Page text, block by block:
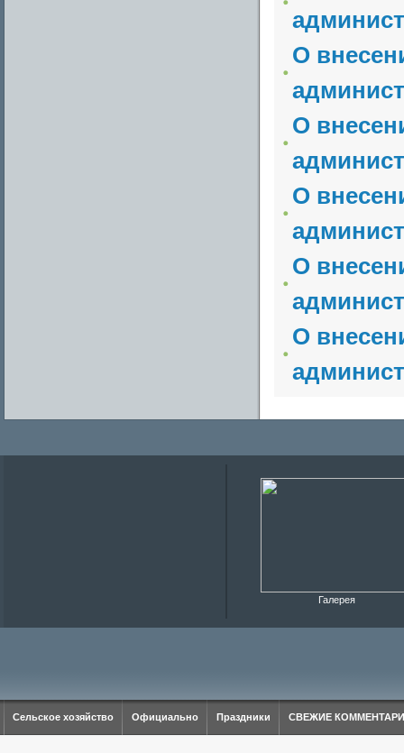
О
О
О
О
О
Галерея
Сельское хозяйство Официально Праздники СВЕЖИЕ